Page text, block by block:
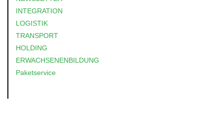
INTEGRATION
LOGISTIK
TRANSPORT
HOLDING
ERWACHSENENBILDUNG
Paketservice